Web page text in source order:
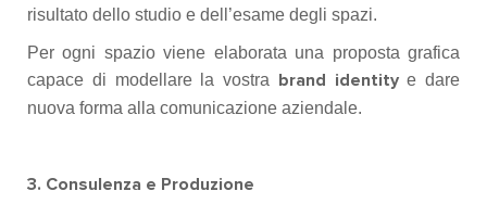
risultato dello studio e dell’esame degli spazi.
Per ogni spazio viene elaborata una proposta grafica
capace di modellare la vostra
brand identitye dare
nuova forma alla comunicazione aziendale.
3. Consulenza e Produzione